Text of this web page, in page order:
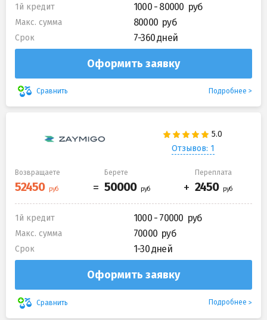
1й кредит 1000 - 80000
Макс. сумма 80000
Срок 7-360 дней
Оформить заявку
Сравнить Подробнее
Отзывов: 1
Возвращаете Берете Переплата
1й кредит 1000 - 70000
Макс. сумма 70000
Срок 1-30 дней
Оформить заявку
Сравнить Подробнее